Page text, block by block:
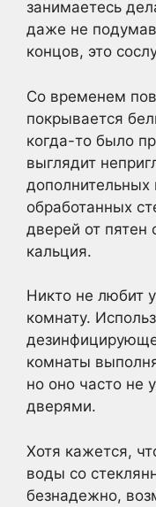
занимаетесь
даже не
концов, это
Со временем
покрывается
когда-то было
выглядит
дополнительных
обработанных
дверей от пятен
кальция.
Никто не любит
комнату.
комнаты
но оно часто не
дверями.
Хотя кажется,
воды со
безнадежно,